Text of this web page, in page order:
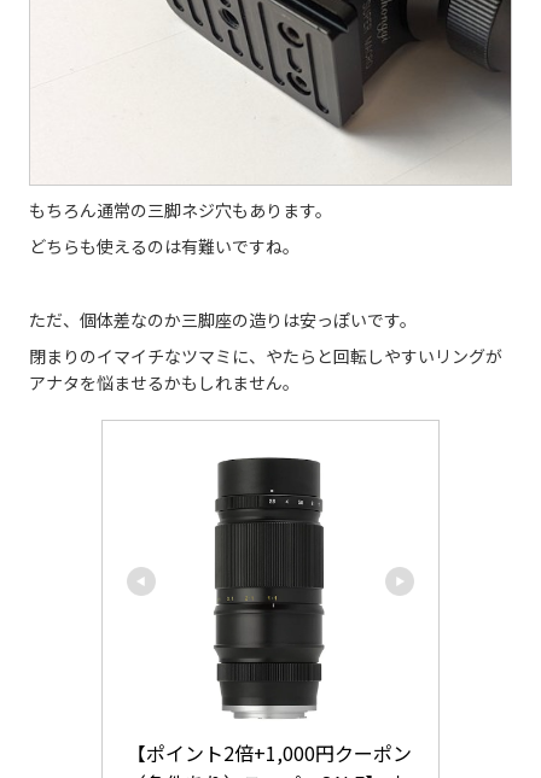
もちろん通常の三脚ネジ穴もあります。
どちらも使えるのは有難いですね。
ただ、個体差なのか三脚座の造りは安っぽいです。
閉まりのイマイチなツマミに、やたらと回転しやすいリングが
アナタを悩ませるかもしれません。
【ポイント2倍+1,000円クーポン